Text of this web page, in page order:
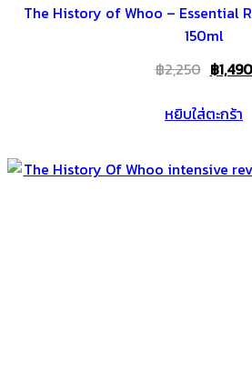
The History of Whoo – Essential
150ml
฿2,250 Original
was:
฿1,490
หยิบใส่ตะกร้า